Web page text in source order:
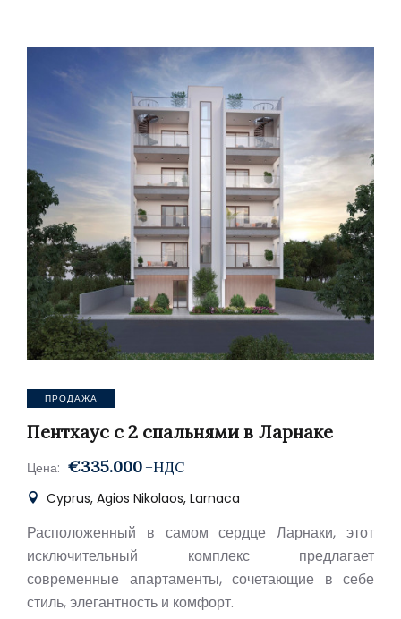
ПРОДАЖА
Пентхаус с 2 спальнями в Ларнаке
Цена: €335.000 +НДС
Cyprus, Agios Nikolaos, Larnaca
Расположенный в самом сердце Ларнаки, этот
исключительный комплекс предлагает
современные апартаменты, сочетающие в себе
стиль, элегантность и комфорт.